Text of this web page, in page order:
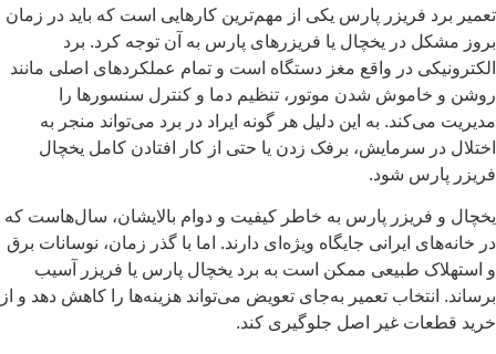
تعمیر برد فریزر پارس یکی از مهم‌ترین کارهایی است که باید در زمان
بروز مشکل در یخچال یا فریزرهای پارس به آن توجه کرد. برد
الکترونیکی در واقع مغز دستگاه است و تمام عملکردهای اصلی مانند
روشن و خاموش شدن موتور، تنظیم دما و کنترل سنسورها را
مدیریت می‌کند. به این دلیل هر گونه ایراد در برد می‌تواند منجر به
اختلال در سرمایش، برفک زدن یا حتی از کار افتادن کامل یخچال
فریزر پارس شود.
یخچال و فریزر پارس به خاطر کیفیت و دوام بالایشان، سال‌هاست که
در خانه‌های ایرانی جایگاه ویژه‌ای دارند. اما با گذر زمان، نوسانات برق
و استهلاک طبیعی ممکن است به برد یخچال پارس یا فریزر آسیب
برساند. انتخاب تعمیر به‌جای تعویض می‌تواند هزینه‌ها را کاهش دهد و از
خرید قطعات غیر اصل جلوگیری کند.